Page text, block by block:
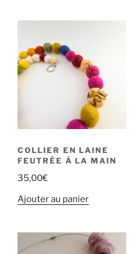
COLLIER EN LAINE
FEUTRÉE À LA MAIN
35,00€
Ajouter au panier